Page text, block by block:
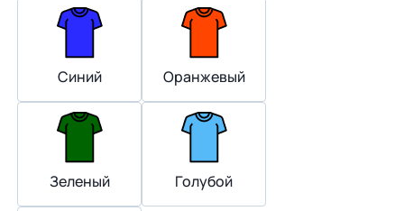
Синий Оранжевый
Зеленый Голубой